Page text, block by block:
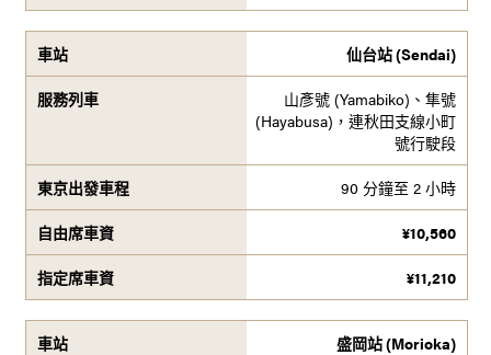
仙台站 (Sendai)
山彥號 (Yamabiko)、隼號
(Hayabusa)，連秋田支線小町
號行駛段
90 分鐘至 2 小時
¥10,560
¥11,210
盛岡站 (Morioka)